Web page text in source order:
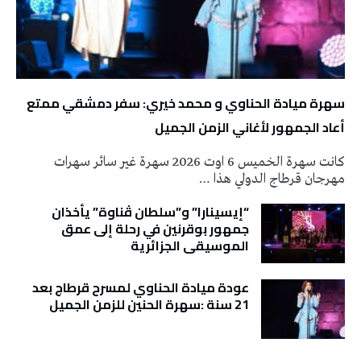
سهرة ميادة الحناوي و محمد خيري: سفر دمشقي ممتع
أعاد الجمهور لأغاني الزمن الجميل
كانت سهرة الخميس 6 اوت 2026 سهرة غير سائر سهرات
مهرجان قرطاج الدولي هذا …
“إيسينارا” و”سلطان ڤناوة” يأخذان
جمهور بوقرنين في رحلة إلى عمق
الموسيقى الجزائرية
عودة ميادة الحناوي لمسرح قرطاج بعد
21 سنة :سهرة الحنين للزمن الجميل